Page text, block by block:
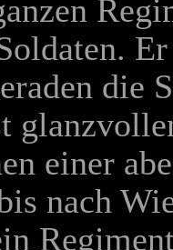
die
einer
nach